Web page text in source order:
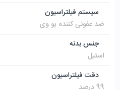
سیستم فیلتراسیون
ضد عفونی کننده یو وی
جنس بدنه
استیل
دقت فیلتراسیون